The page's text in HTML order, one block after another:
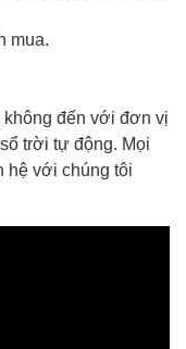
mua.
đến với đơn vị
trời tự động. Mọi
hệ với chúng tôi